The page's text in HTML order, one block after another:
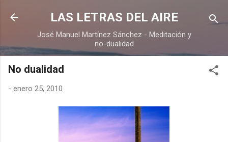
Ir al contenido principal
LAS LETRAS DEL AIRE
José Manuel Martínez Sánchez - Meditación y
no-dualidad
No dualidad
- enero 25, 2010